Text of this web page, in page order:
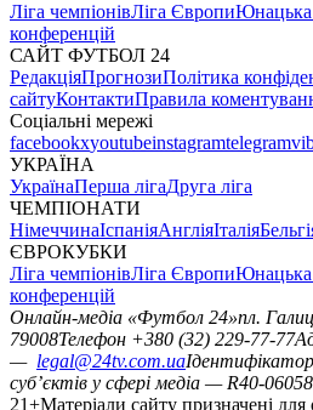
Ліга чемпіонівЛіга Європи
конференцій
САЙТ ФУТБОЛ 24
РедакціяПрогнозиПолітика
сайтуКонтактиПравила
Соціальні мережі
facebookxyoutubeinstagramtelegram
УКРАЇНА
УкраїнаПерша лігаДруга ліга
ЧЕМПІОНАТИ
НімеччинаІспаніяАнгліяІталія
ЄВРОКУБКИ
Ліга чемпіонівЛіга Європи
конференцій
Онлайн-медіа «Футбол 24»пл.
79008Телефон +380 (32) 229-77-77
— legal@24tv.com.ua
суб’єктів у сфері медіа — R40-06058
21+Матеріали сайту призначені